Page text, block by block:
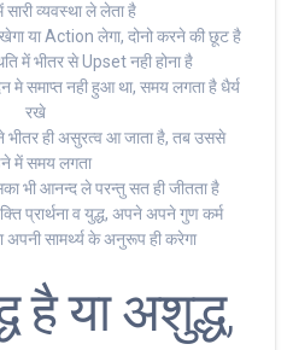
व्यवस्था ले लेता है
या Action लेगा, दोनो करने की छूट है
में भीतर से Upset नही होना है
मे समाप्त नही हुआ था, समय लगता है धैर्य
रखे
ही असुरत्व आ जाता है, तब उससे
में समय लगता
भी आनन्द ले परन्तु सत ही जीतता है
प्रार्थना व युद्ध, अपने अपने गुण कर्म
सामर्थ्य के अनुरूप ही करेगा
है या अशुद्ध,